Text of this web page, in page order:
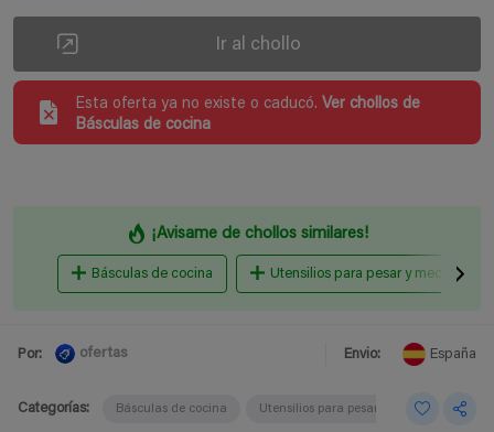
Ir al chollo
Esta oferta ya no existe o caducó. Ver chollos de
Básculas de cocina
¡Avisame de chollos similares!
Básculas de cocina Utensilios para pesar y medir
Por: ofertas Envio: España
Categorías: Básculas de cocina Utensilios para pesar y medir